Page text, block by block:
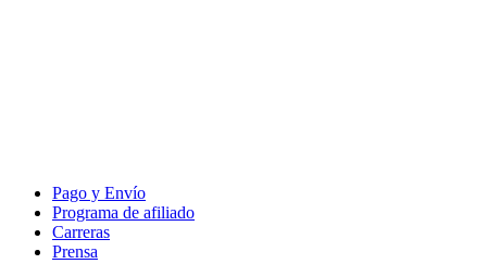
Pago y Envío
Programa de afiliado
Carreras
Prensa